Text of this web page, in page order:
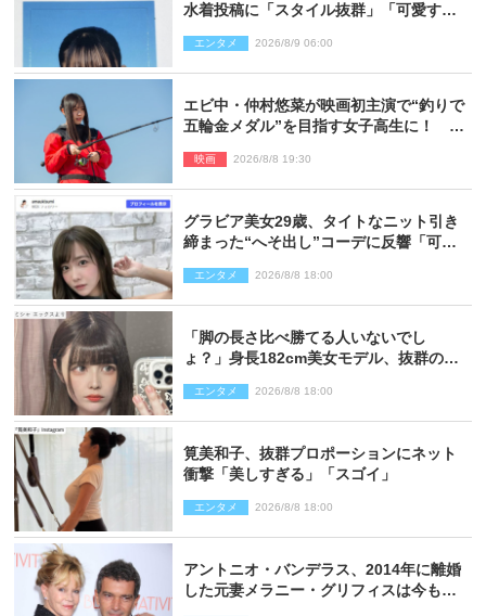
水着投稿に「スタイル抜群」「可愛すぎ
エンタメ 2026/8/9 06:00
エビ中・仲村悠菜が映画初主演で“釣りで
五輪金メダル”を目指す女子高生に！ 映
映画 2026/8/8 19:30
グラビア美女29歳、タイトなニット引き
締まった“へそ出し”コーデに反響「可愛
エンタメ 2026/8/8 18:00
「脚の長さ比べ勝てる人いないでし
ょ？」身長182cm美女モデル、抜群のプ
エンタメ 2026/8/8 18:00
筧美和子、抜群プロポーションにネット
衝撃「美しすぎる」「スゴイ」
エンタメ 2026/8/8 18:00
アントニオ・バンデラス、2014年に離婚
した元妻メラニー・グリフィスは今も